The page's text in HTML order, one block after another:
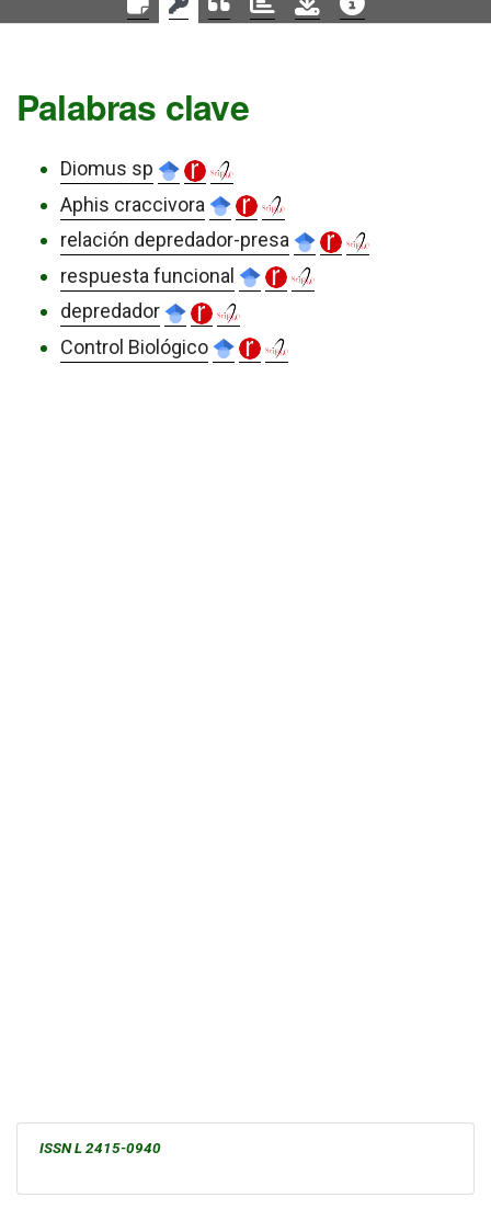
Palabras clave
Diomus sp
Aphis craccivora
relación depredador-presa
respuesta funcional
depredador
Control Biológico
ISSN L 2415-0940